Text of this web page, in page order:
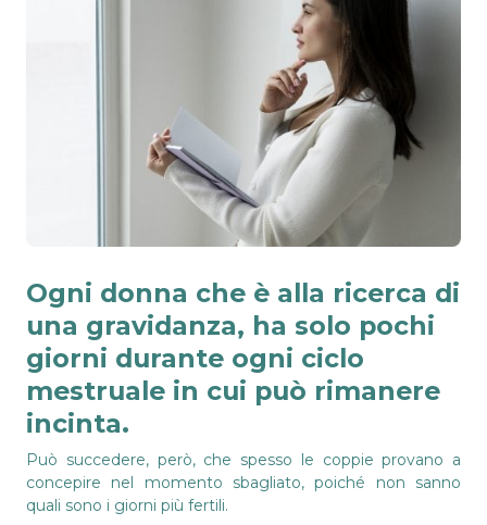
Ogni donna che è alla ricerca di
una gravidanza, ha solo pochi
giorni durante ogni ciclo
mestruale in cui può rimanere
incinta.
Può succedere, però, che spesso le coppie provano a
concepire nel momento sbagliato, poiché non sanno
quali sono i giorni più fertili.